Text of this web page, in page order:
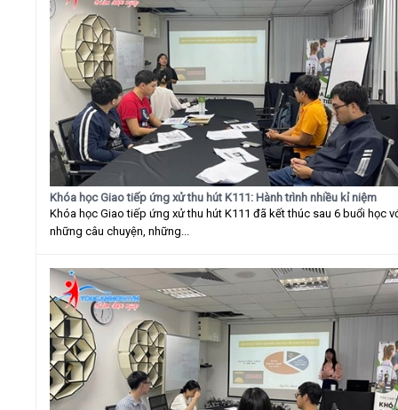
Khóa học Giao tiếp ứng xử thu hút K111: Hành trình nhiều kỉ niệm
Khóa học Giao tiếp ứng xử thu hút K111 đã kết thúc sau 6 buổi học
những câu chuyện, những...